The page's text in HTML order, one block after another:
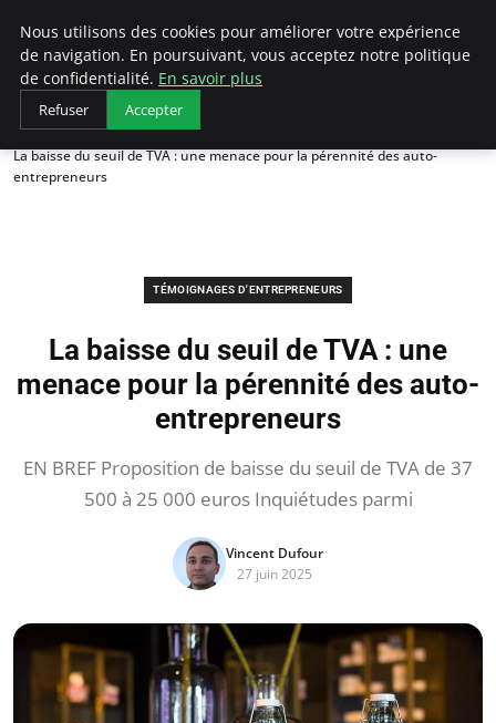
LECFCM
Accueil
Témoignages d'entrepreneurs
La baisse du seuil de TVA : une menace pour la pérennité des auto-
entrepreneurs
TÉMOIGNAGES D'ENTREPRENEURS
La baisse du seuil de TVA : une
menace pour la pérennité des auto-
entrepreneurs
EN BREF Proposition de baisse du seuil de TVA de 37
500 à 25 000 euros Inquiétudes parmi
Vincent Dufour
27 juin 2025
Nous utilisons des cookies pour améliorer votre expérience
de navigation. En poursuivant, vous acceptez notre politique
de confidentialité. En savoir plus
Refuser Accepter